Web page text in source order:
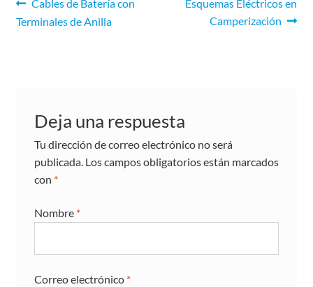
Cables de Batería con
Terminales de Anilla
Esquemas Eléctricos en
Camperización
Deja una respuesta
Tu dirección de correo electrónico no será
publicada. Los campos obligatorios están marcados
con *
Nombre *
Correo electrónico *